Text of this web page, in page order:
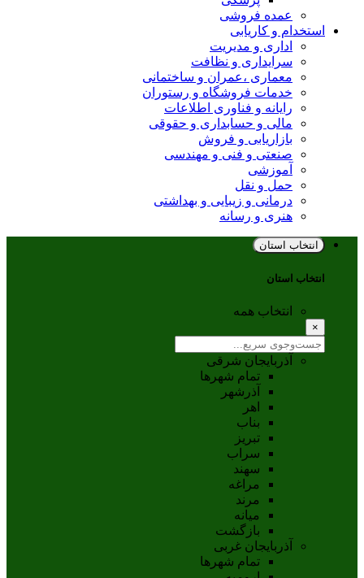
عمده فروشی
استخدام و کاریابی
اداری و مدیریت
سرایداری و نظافت
معماری ،عمران و ساختمانی
خدمات فروشگاه و رستوران
رایانه و فناوری اطلاعات
مالی و حسابداری و حقوقی
بازاریابی و فروش
صنعتی و فنی و مهندسی
آموزشی
حمل و نقل
درمانی و زیبایی و بهداشتی
هنری و رسانه
انتخاب استان
انتخاب استان
انتخاب همه
×
آذربایجان شرقی
تمام شهر‌ها
آذرشهر
اهر
بناب
تبريز
سراب
سهند
مراغه
مرند
ميانه
بازگشت
آذربایجان غربی
تمام شهر‌ها